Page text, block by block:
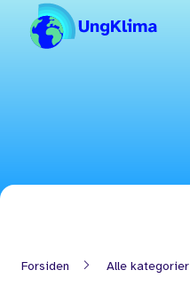
Forsiden Alle kategorier